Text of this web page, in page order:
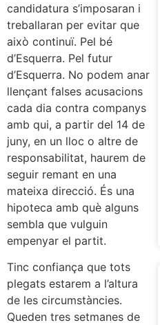
candidatura s’imposaran i
treballaran per evitar que
això continuï. Pel bé
d’Esquerra. Pel futur
d’Esquerra. No podem anar
llençant falses acusacions
cada dia contra companys
amb qui, a partir del 14 de
juny, en un lloc o altre de
responsabilitat, haurem de
seguir remant en una
mateixa direcció. És una
hipoteca amb què alguns
sembla que vulguin
empenyar el partit.
Tinc confiança que tots
plegats estarem a l’altura
de les circumstàncies.
Queden tres setmanes de